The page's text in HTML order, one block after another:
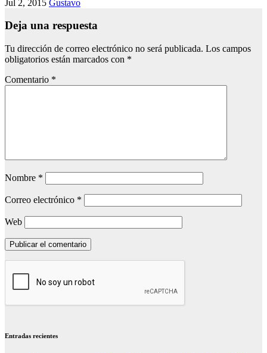
Jul 2, 2015 Gustavo
Deja una respuesta
Tu dirección de correo electrónico no será publicada. Los campos
obligatorios están marcados con *
Comentario *
Nombre *
Correo electrónico *
Web
Entradas recientes